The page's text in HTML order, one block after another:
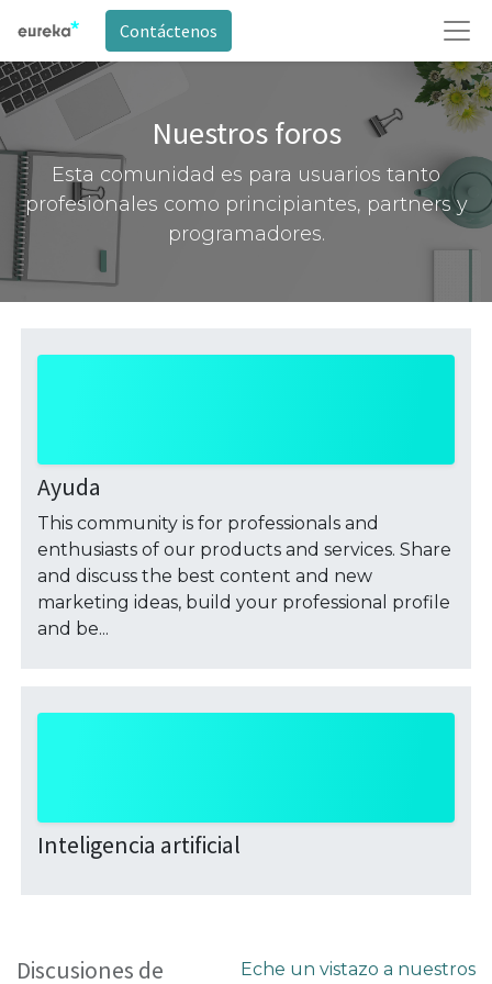
Contáctenos
Nuestros foros
Esta comunidad es para usuarios tanto
profesionales como principiantes, partners y
programadores.
Ayuda
This community is for professionals and
enthusiasts of our products and services. Share
and discuss the best content and new
marketing ideas, build your professional profile
and be...
Inteligencia artificial
Discusiones de Eche un vistazo a nuestros